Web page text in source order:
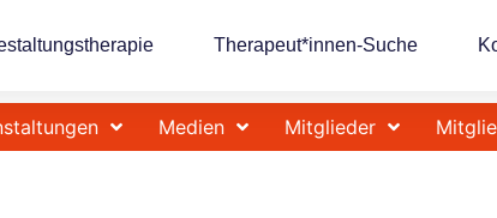
Therapeut*innen-Suche
Medien Mitglieder